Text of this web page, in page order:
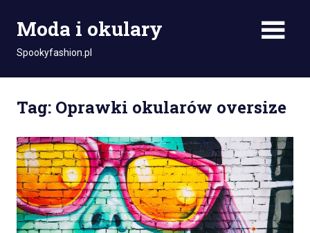
Moda i okulary
Spookyfashion.pl
Tag: Oprawki okularów oversize